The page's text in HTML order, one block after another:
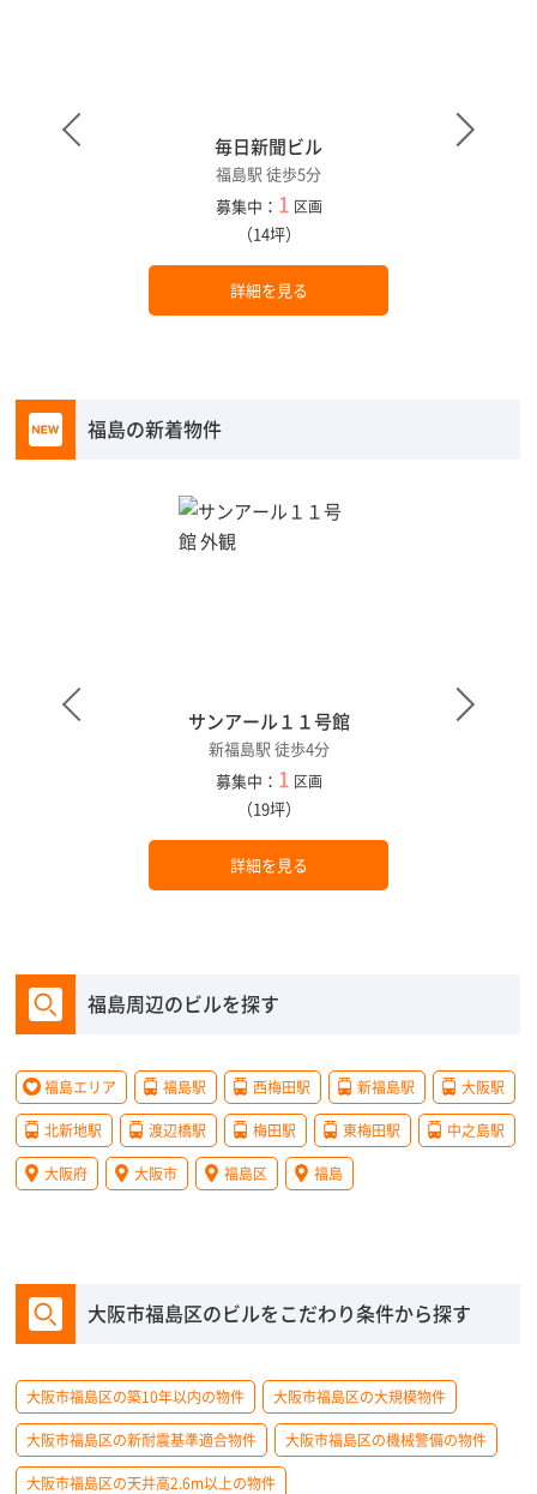
毎日新聞ビル
福島駅 徒歩5分
募集中： 1 区画
（14坪）
詳細を見る
福島の新着物件
サンアール１１号館
新福島駅 徒歩4分
募集中： 1 区画
（19坪）
詳細を見る
福島周辺のビルを探す
福島エリア 福島駅 西梅田駅 新福島駅 大阪駅
北新地駅 渡辺橋駅 梅田駅 東梅田駅 中之島駅
大阪府 大阪市 福島区 福島
大阪市福島区のビルをこだわり条件から探す
大阪市福島区の築10年以内の物件 大阪市福島区の大規模物件
大阪市福島区の新耐震基準適合物件 大阪市福島区の機械警備の物件
大阪市福島区の天井高2.6m以上の物件